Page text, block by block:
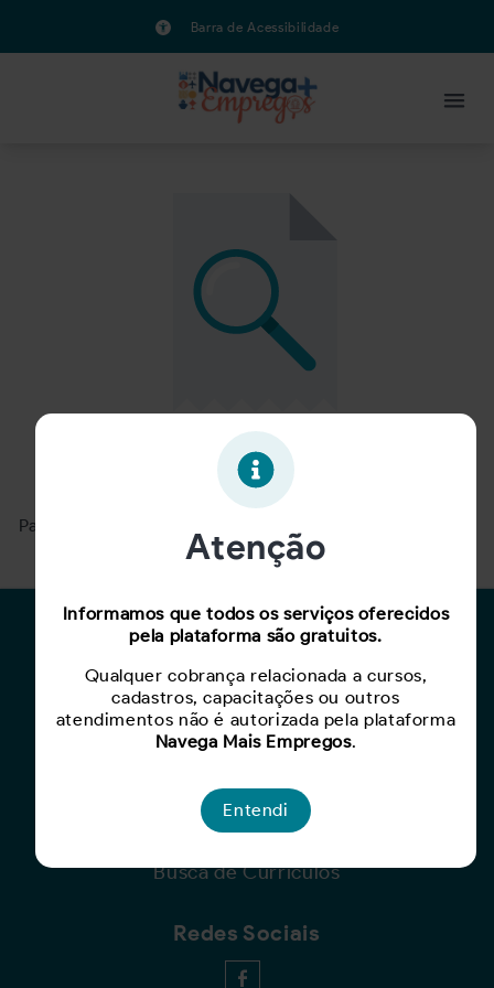
Barra de Acessibilidade
Oportunidade expirada!
Para ver mais, acesse a página
Para Candidatos
Busca de Oportunidades
Cadastro de Currículo
Capacite-se
Para Empresas
Busca de Currículos
Redes Sociais
Atenção
Informamos que todos os serviços oferecidos
pela plataforma são gratuitos.
Qualquer cobrança relacionada a cursos,
cadastros, capacitações ou outros
atendimentos não é autorizada pela plataforma
Navega Mais Empregos.
Entendi